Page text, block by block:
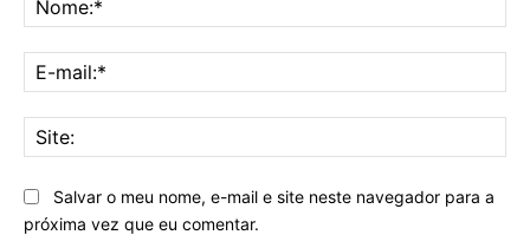
Salvar o meu nome, e-mail e site neste navegador para a
próxima vez que eu comentar.